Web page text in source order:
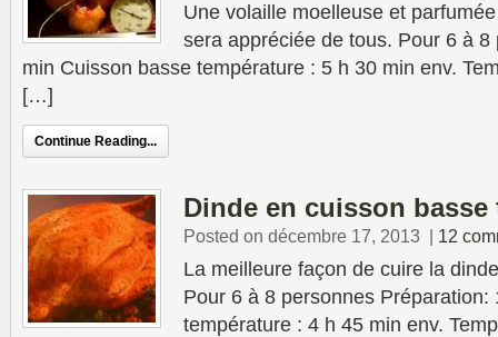
Une volaille moelleuse et
sera appréciée de tous. Pour 6 à
min Cuisson basse température : 5 h 30 min env.
[…]
Continue Reading...
Dinde en cuisson basse
Posted on décembre 17, 2013 | 12
La meilleure façon de cuire la
Pour 6 à 8 personnes Préparation:
température : 4 h 45 min env.